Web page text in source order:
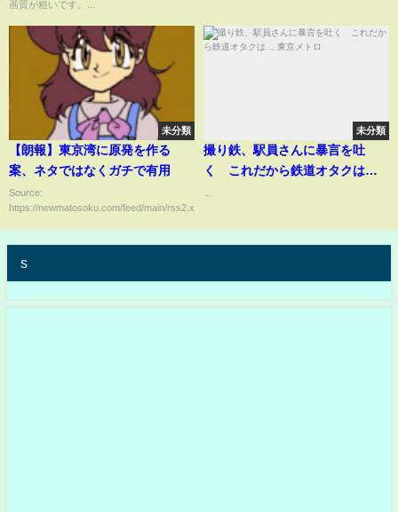
画質が粗いです。...
未分類
【朗報】東京湾に原発を作る
案、ネタではなくガチで有用
Source:
https://newmatosoku.com/feed/main/rss2.xml...
未分類
撮り鉄、駅員さんに暴言を吐
く これだから鉄道オタクは…
s